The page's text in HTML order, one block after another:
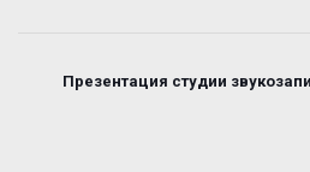
Презентация студии